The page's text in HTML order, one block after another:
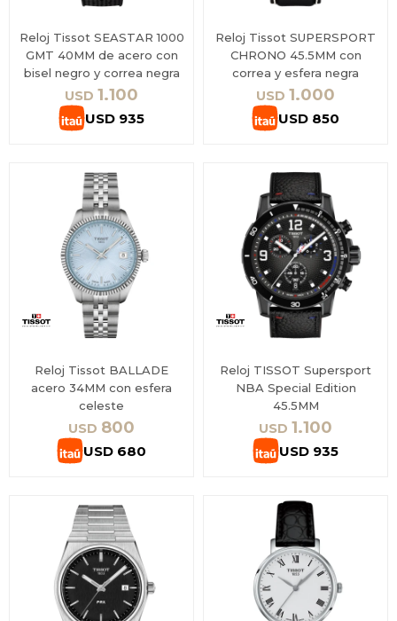
Reloj Tissot SEASTAR 1000
GMT 40MM de acero con
bisel negro y correa negra
USD 1.100
USD 935
Reloj Tissot SUPERSPORT
CHRONO 45.5MM con
correa y esfera negra
USD 1.000
USD 850
Reloj Tissot BALLADE
acero 34MM con esfera
celeste
USD 800
USD 680
Reloj TISSOT Supersport
NBA Special Edition
45.5MM
USD 1.100
USD 935